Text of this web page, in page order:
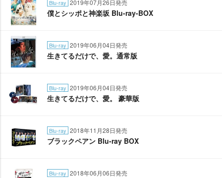
Blu-ray 2019年07月26日発売
僕とシッポと神楽坂 Blu-ray-BOX
Blu-ray 2019年06月04日発売
生きてるだけで、愛。通常版
Blu-ray 2019年06月04日発売
生きてるだけで、愛。 豪華版
Blu-ray 2018年11月28日発売
ブラックペアン Blu-ray BOX
Blu-ray 2018年06月06日発売